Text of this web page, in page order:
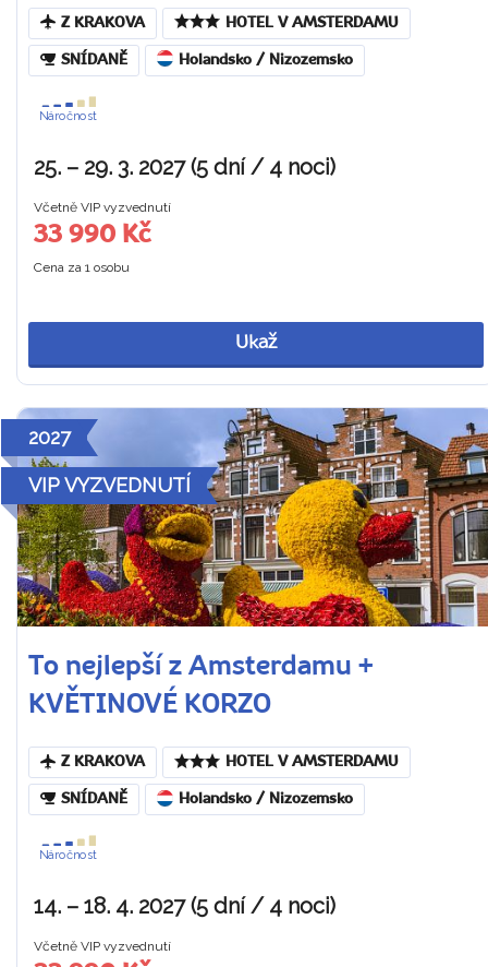
Z KRAKOVA HOTEL V AMSTERDAMU
SNÍDANĚ Holandsko / Nizozemsko
Náročnost
25. – 29. 3. 2027 (5 dní / 4 noci)
Včetně VIP vyzvednutí
33 990 Kč
Cena za 1 osobu
Ukaž
2027
VIP VYZVEDNUTÍ
To nejlepší z Amsterdamu +
KVĚTINOVÉ KORZO
Z KRAKOVA HOTEL V AMSTERDAMU
SNÍDANĚ Holandsko / Nizozemsko
Náročnost
14. – 18. 4. 2027 (5 dní / 4 noci)
Včetně VIP vyzvednutí